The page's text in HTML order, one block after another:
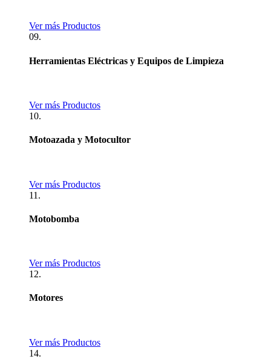
Ver más Productos
09.
Herramientas Eléctricas y Equipos de Limpieza
Ver más Productos
10.
Motoazada y Motocultor
Ver más Productos
11.
Motobomba
Ver más Productos
12.
Motores
Ver más Productos
14.